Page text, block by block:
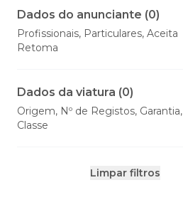
Dados do anunciante (0)
Profissionais, Particulares, Aceita
Retoma
Dados da viatura (0)
Origem, Nº de Registos, Garantia,
Classe
Limpar filtros